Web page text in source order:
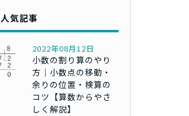
人気記事
2022年08月12日
小数の割り算のやり
方｜小数点の移動・
余りの位置・検算の
コツ【算数からやさ
しく解説】